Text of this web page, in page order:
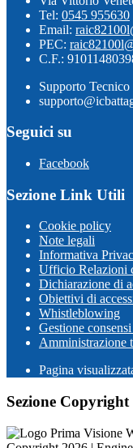
Tel: 0545 955630
Email:
PEC:
C.F.:
Supporto
Seguici su
Facebook
Sezione Link Utili
Cookie policy
Note legali
Informativa
Ufficio Relazioni
Dichiarazione di
Obiettivi di
Whistleblowing
Gestione
Amministrazione
Pagina
Sezione Copyright